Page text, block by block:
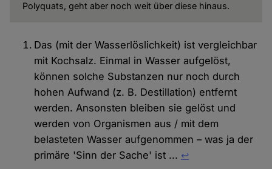
Polyquats, geht aber noch weit über diese hinaus.
Das (mit der Wasserlöslichkeit) ist vergleichbar
mit Kochsalz. Einmal in Wasser aufgelöst,
können solche Substanzen nur noch durch
hohen Aufwand (z. B. Destillation) entfernt
werden. Ansonsten bleiben sie gelöst und
werden von Organismen aus / mit dem
belasteten Wasser aufgenommen – was ja der
primäre 'Sinn der Sache' ist ... ↩︎